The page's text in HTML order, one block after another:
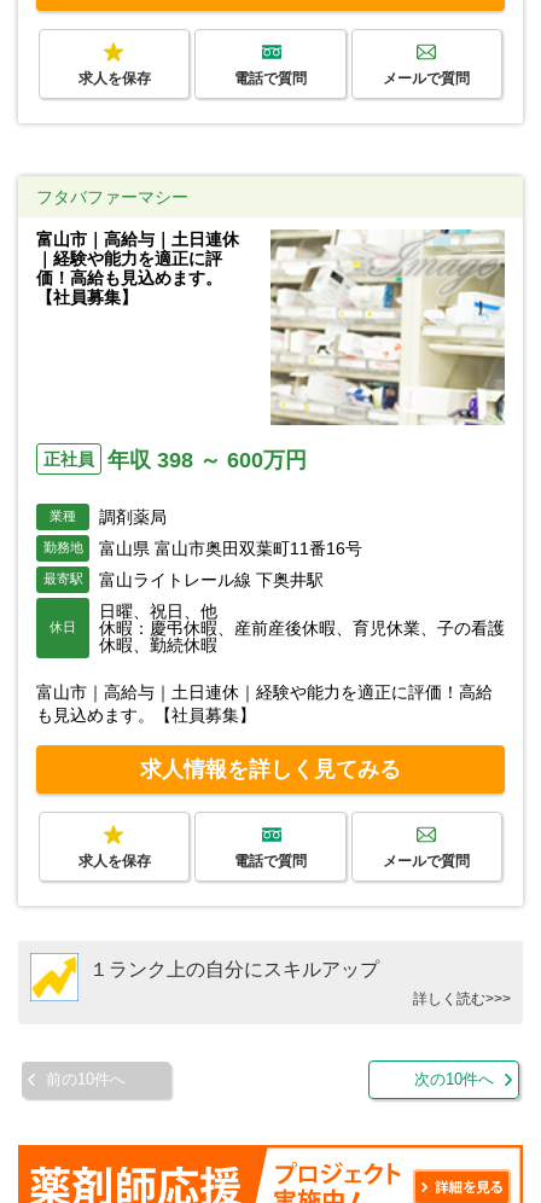
求人を保存 電話で質問 メールで質問
フタバファーマシー
富山市｜高給与｜土日連休
｜経験や能力を適正に評
価！高給も見込めます。
【社員募集】
正社員 年収 398 ～ 600万円
業種 調剤薬局
勤務地 富山県 富山市奥田双葉町11番16号
最寄駅 富山ライトレール線 下奥井駅
休日
日曜、祝日、他
休暇：慶弔休暇、産前産後休暇、育児休業、子の看護
休暇、勤続休暇
富山市｜高給与｜土日連休｜経験や能力を適正に評価！高給
も見込めます。【社員募集】
求人情報を詳しく見てみる
求人を保存 電話で質問 メールで質問
１ランク上の自分にスキルアップ
詳しく読む>>>
前の10件へ 次の10件へ